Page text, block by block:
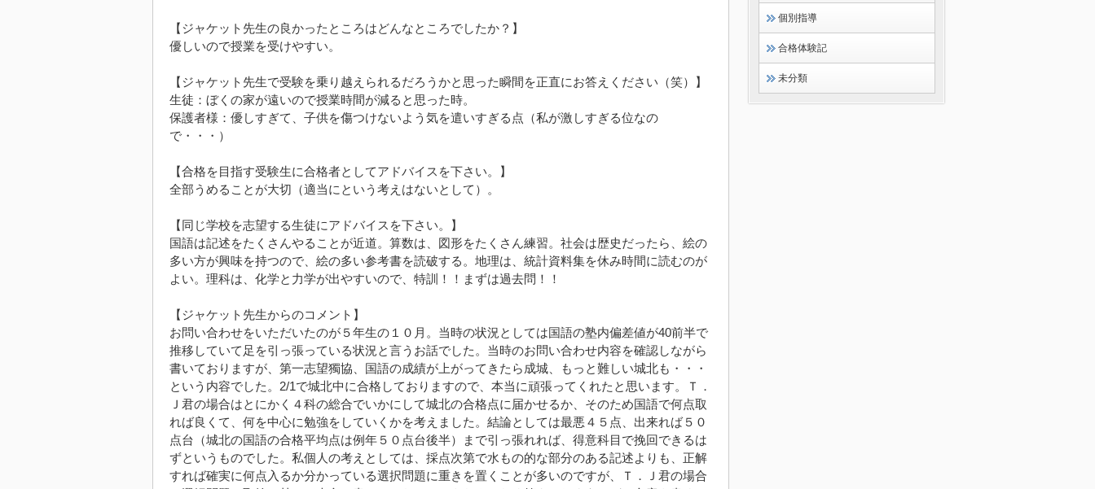
【ジャケット先生の良かったところはどんなところでしたか？】
優しいので授業を受けやすい。
【ジャケット先生で受験を乗り越えられるだろうかと思った瞬間を正直にお答えください（笑）】
生徒：ぼくの家が遠いので授業時間が減ると思った時。
保護者様：優しすぎて、子供を傷つけないよう気を遣いすぎる点（私が激しすぎる位なの
で・・・）
【合格を目指す受験生に合格者としてアドバイスを下さい。】
全部うめることが大切（適当にという考えはないとして）。
【同じ学校を志望する生徒にアドバイスを下さい。】
国語は記述をたくさんやることが近道。算数は、図形をたくさん練習。社会は歴史だったら、絵の
多い方が興味を持つので、絵の多い参考書を読破する。地理は、統計資料集を休み時間に読むのが
よい。理科は、化学と力学が出やすいので、特訓！！まずは過去問！！
【ジャケット先生からのコメント】
お問い合わせをいただいたのが５年生の１０月。当時の状況としては国語の塾内偏差値が40前半で
推移していて足を引っ張っている状況と言うお話でした。当時のお問い合わせ内容を確認しながら
書いておりますが、第一志望獨協、国語の成績が上がってきたら成城、もっと難しい城北も・・・
という内容でした。2/1で城北中に合格しておりますので、本当に頑張ってくれたと思います。Ｔ．
Ｊ君の場合はとにかく４科の総合でいかにして城北の合格点に届かせるか、そのため国語で何点取
れば良くて、何を中心に勉強をしていくかを考えました。結論としては最悪４５点、出来れば５０
点台（城北の国語の合格平均点は例年５０点台後半）まで引っ張れれば、得意科目で挽回できるは
ずというものでした。私個人の考えとしては、採点次第で水もの的な部分のある記述よりも、正解
すれば確実に何点入るか分かっている選択問題に重きを置くことが多いのですが、Ｔ．Ｊ君の場合
個別指導
合格体験記
未分類